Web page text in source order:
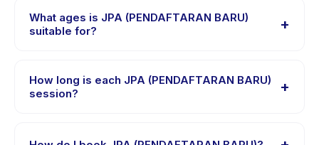
What ages is JPA (PENDAFTARAN BARU)
suitable for?
+
aged 4 to 8 years. The instructor adapts the program
to suit different skill levels within this age range so
How long is each JPA (PENDAFTARAN BARU)
session?
+
1 hours. Arrive 10 minutes early to settle in before the